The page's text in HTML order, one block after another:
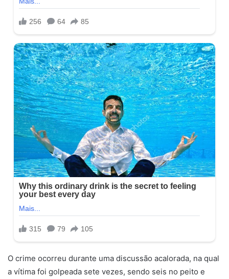
O crime ocorreu durante uma discussão acalorada, na qual
a vítima foi golpeada sete vezes, sendo seis no peito e